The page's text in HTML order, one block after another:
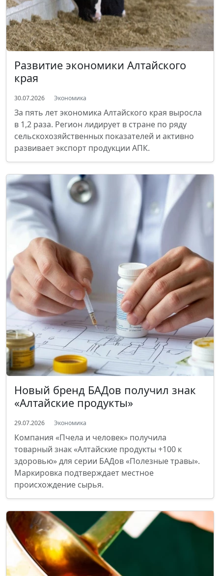
Развитие экономики Алтайского
края
30.07.2026 Экономика
За пять лет экономика Алтайского края выросла
в 1,2 раза. Регион лидирует в стране по ряду
сельскохозяйственных показателей и активно
развивает экспорт продукции АПК.
Новый бренд БАДов получил знак
«Алтайские продукты»
29.07.2026 Экономика
Компания «Пчела и человек» получила
товарный знак «Алтайские продукты +100 к
здоровью» для серии БАДов «Полезные травы».
Маркировка подтверждает местное
происхождение сырья.